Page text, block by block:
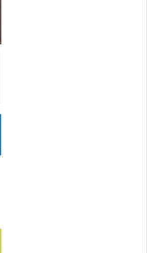
Scuola in chiaro
Erasmus+